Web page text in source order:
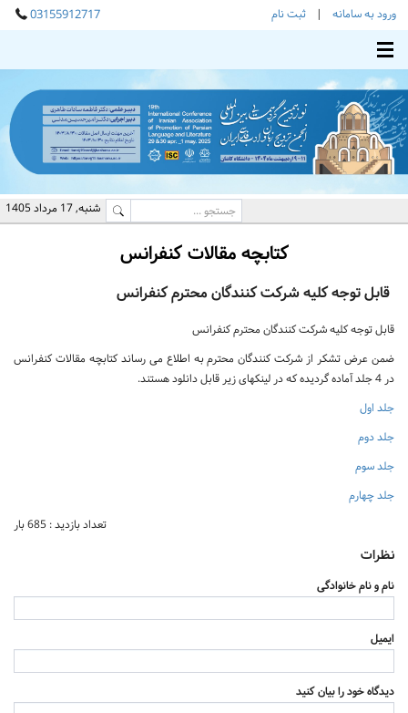
03155912717 ورود به سامانه |
ثبت نام
شنبه, 17 مرداد 1405
کتابچه مقالات کنفرانس
قابل توجه کلیه شرکت کنندگان محترم کنفرانس
قابل توجه کلیه شرکت کنندگان محترم کنفرانس
ضمن عرض تشکر از شرکت کنندگان محترم به اطلاع می رساند کتابچه مقالات کنفرانس
در 4 جلد آماده گردیده که در لینکهای زیر قابل دانلود هستند.
جلد اول
جلد دوم
جلد سوم
جلد چهارم
تعداد بازدید : 685 بار
نظرات
نام و نام خانوادگی
ایمیل
دیدگاه خود را بیان کنید